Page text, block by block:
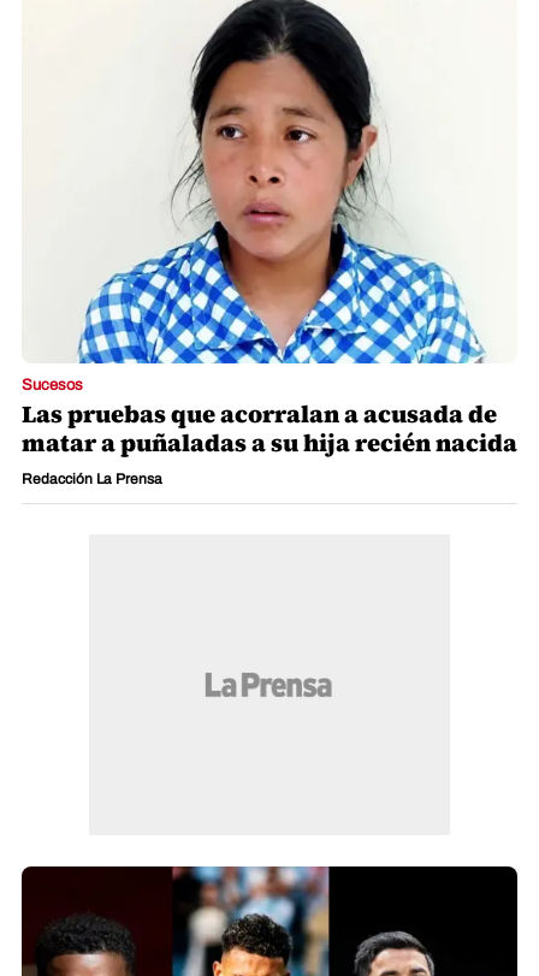
Sucesos
Las pruebas que acorralan a acusada de
matar a puñaladas a su hija recién nacida
Redacción La Prensa